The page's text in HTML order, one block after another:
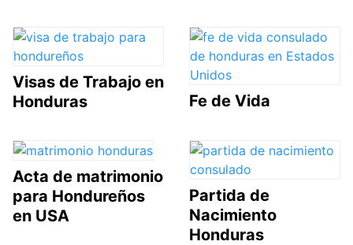
Visas de Trabajo en
Honduras
Fe de Vida
Acta de matrimonio
para Hondureños
en USA
Partida de
Nacimiento
Honduras